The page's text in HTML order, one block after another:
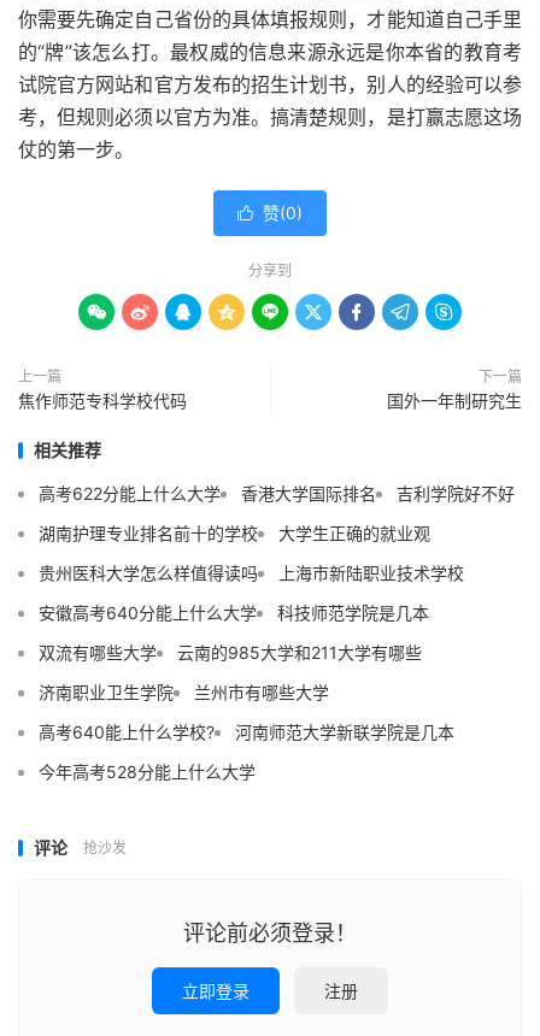
你需要先确定自己省份的具体填报规则，才能知道自己手里
的“牌”该怎么打。最权威的信息来源永远是你本省的教育考
试院官方网站和官方发布的招生计划书，别人的经验可以参
考，但规则必须以官方为准。搞清楚规则，是打赢志愿这场
仗的第一步。
 赞(0)
分享到
        
上一篇
焦作师范专科学校代码
下一篇
国外一年制研究生
相关推荐
高考622分能上什么大学 香港大学国际排名
吉利学院好不好
湖南护理专业排名前十的学校
大学生正确的就业观
贵州医科大学怎么样值得读吗
上海市新陆职业技术学校
安徽高考640分能上什么大学
科技师范学院是几本
双流有哪些大学
云南的985大学和211大学有哪些
济南职业卫生学院
兰州市有哪些大学
高考640能上什么学校?
河南师范大学新联学院是几本
今年高考528分能上什么大学
评论 抢沙发
评论前必须登录！
立即登录 注册